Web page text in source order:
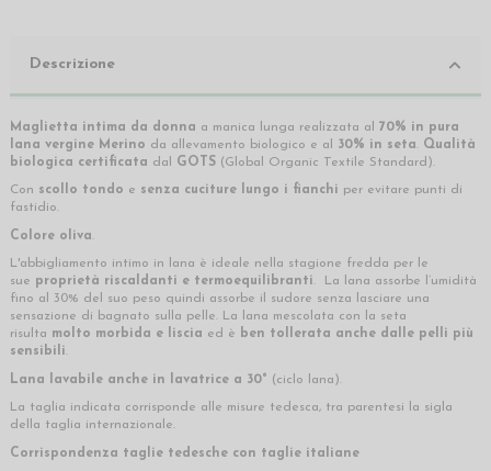
Descrizione
Maglietta intima da donna a manica lunga realizzata al 70% in pura
lana vergine Merino da allevamento biologico e al 30% in seta. Qualità
biologica certificata dal GOTS (Global Organic Textile Standard).
Con scollo tondo e senza cuciture lungo i fianchi per evitare punti di
fastidio.
Colore oliva.
L'abbigliamento intimo in lana è ideale nella stagione fredda per le
sue proprietà riscaldanti e termoequilibranti. La lana assorbe l’umidità
fino al 30% del suo peso quindi assorbe il sudore senza lasciare una
sensazione di bagnato sulla pelle. La lana mescolata con la seta
risulta molto morbida e liscia ed è
ben tollerata anche dalle pelli più
sensibili.
Lana lavabile anche in lavatrice a 30° (ciclo lana).
La taglia indicata corrisponde alle misure tedesca, tra parentesi la sigla
della taglia internazionale.
Corrispondenza taglie tedesche con taglie italiane